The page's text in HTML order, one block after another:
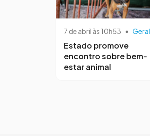
7 de abril às 10h53 • Geral
Estado promove
encontro sobre bem-
estar animal